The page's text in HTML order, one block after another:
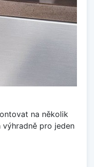
na několik
výhradně pro jeden